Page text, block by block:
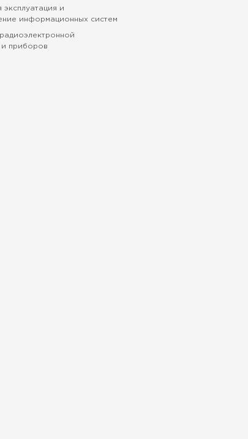
эксплуатация и
информационных систем
и приборов